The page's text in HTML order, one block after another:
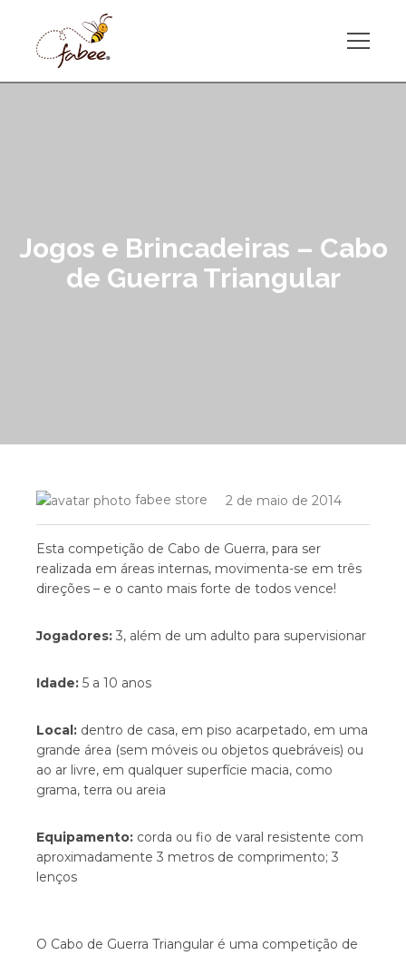
Jogos e Brincadeiras – Cabo
de Guerra Triangular
fabee store 2 de maio de 2014
Esta competição de Cabo de Guerra, para ser
realizada em áreas internas, movimenta-se em três
direções – e o canto mais forte de todos vence!
Jogadores:3, além de um adulto para supervisionar
Idade:5 a 10 anos
Local:dentro de casa, em piso acarpetado, em uma
grande área (sem móveis ou objetos quebráveis) ou
ao ar livre, em qualquer superfície macia, como
grama, terra ou areia
Equipamento:corda ou fio de varal resistente com
aproximadamente 3 metros de comprimento; 3
lenços
O Cabo de Guerra Triangular é uma competição de